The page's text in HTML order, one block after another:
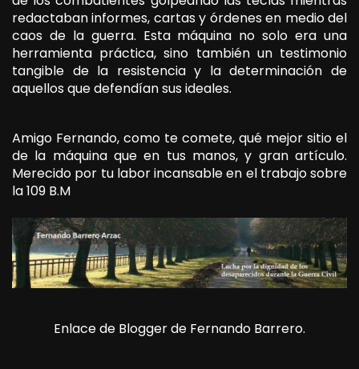
redactaban informes, cartas y órdenes en medio del
caos de la guerra. Esta máquina no solo era una
herramienta práctica, sino también un testimonio
tangible de la resistencia y la determinación de
aquellos que defendían sus ideales.
Amigo Fernando, como te comete, qué mejor sitio el
de la máquina que en tus manos, y gran artículo.
Merecido por tu labor incansable en el trabajo sobre
la 109 B.M
Enlace de Blogger de Fernando Barrero.